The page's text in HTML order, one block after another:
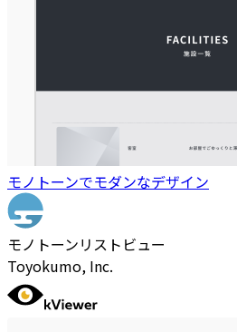
モノトーンでモダンなデザイン
モノトーンリストビュー
Toyokumo, Inc.